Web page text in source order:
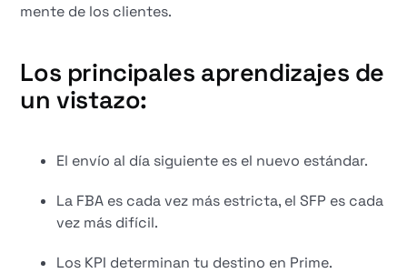
mente de los clientes.
Los principales aprendizajes de
un vistazo:
El envío al día siguiente es el nuevo estándar.
La FBA es cada vez más estricta, el SFP es cada
vez más difícil.
Los KPI determinan tu destino en Prime.